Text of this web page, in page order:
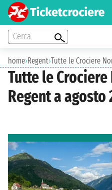
Cerca
home›Regent›Tutte le Crociere
Tutte le
Regent a agosto